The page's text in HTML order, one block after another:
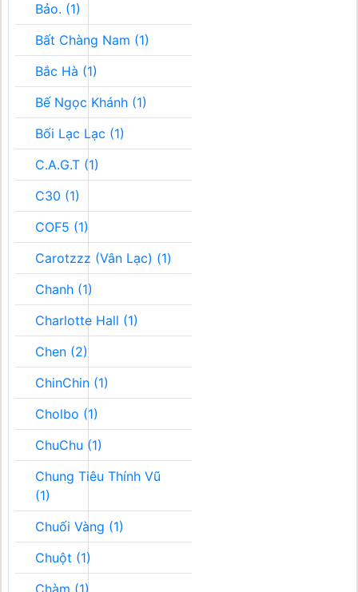
Bảo. (1)
Bất Chàng Nam (1)
Bắc Hà (1)
Bế Ngọc Khánh (1)
Bối Lạc Lạc (1)
C.A.G.T (1)
C30 (1)
COF5 (1)
Carotzzz (Vân Lạc) (1)
Chanh (1)
Charlotte Hall (1)
Chen (2)
ChinChin (1)
Cholbo (1)
ChuChu (1)
Chung Tiêu Thính Vũ
(1)
Chuối Vàng (1)
Chuột (1)
Chàm (1)